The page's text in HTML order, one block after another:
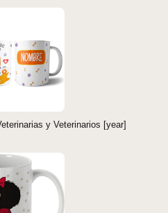
y Veterinarios [year]